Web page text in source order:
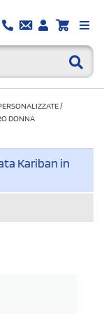
/
DONNA
Kariban in